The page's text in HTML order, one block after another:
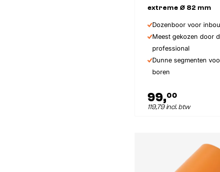
extreme Ø 82 mm
Dozenboor voor
Meest gekozen door
professional
Dunne segmenten
boren
99,00
119,79 incl. btw